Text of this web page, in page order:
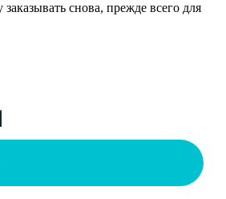
заказывать снова, прежде всего для